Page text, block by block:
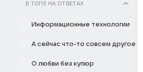
В ТОПЕ НА ОТВЕТАХ
Информационные технологии
А сейчас что-то совсем другое
О любви без купюр